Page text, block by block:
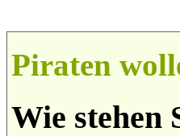
Piraten
Wie stehen